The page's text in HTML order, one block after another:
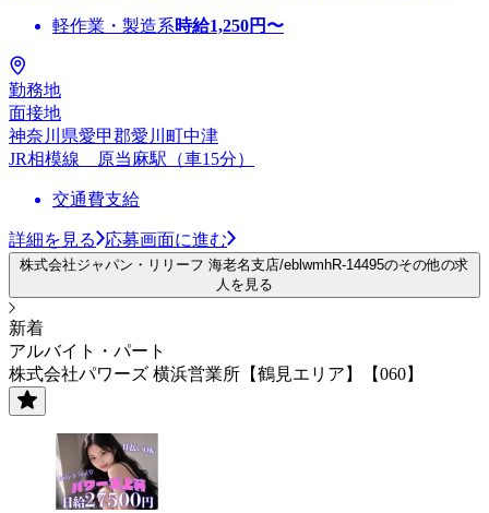
軽作業・製造系時給1,250円〜
勤務地
面接地
神奈川県愛甲郡愛川町中津
JR相模線 原当麻駅（車15分）
交通費支給
詳細を見る 応募画面に進む
株式会社ジャパン・リリーフ 海老名支店/eblwmhR-14495のその他の求
人を見る
新着
アルバイト・パート
株式会社パワーズ 横浜営業所【鶴見エリア】【060】